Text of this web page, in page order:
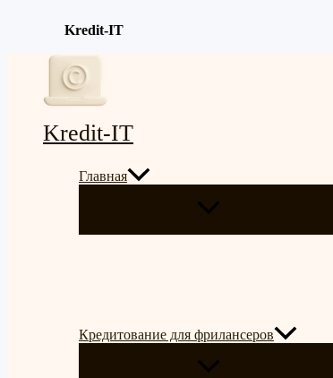
Kredit-IT
Kredit-IT
Главная
ПЕРЕКЛЮЧАТЕЛЬ
МЕНЮ
Кредитование для фрилансеров
ПЕРЕКЛЮЧАТЕЛЬ